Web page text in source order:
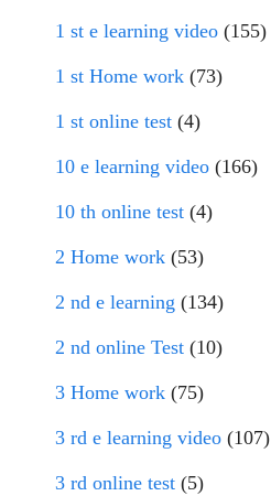
1 st e learning video (155)
1 st Home work (73)
1 st online test (4)
10 e learning video (166)
10 th online test (4)
2 Home work (53)
2 nd e learning (134)
2 nd online Test (10)
3 Home work (75)
3 rd e learning video (107)
3 rd online test (5)